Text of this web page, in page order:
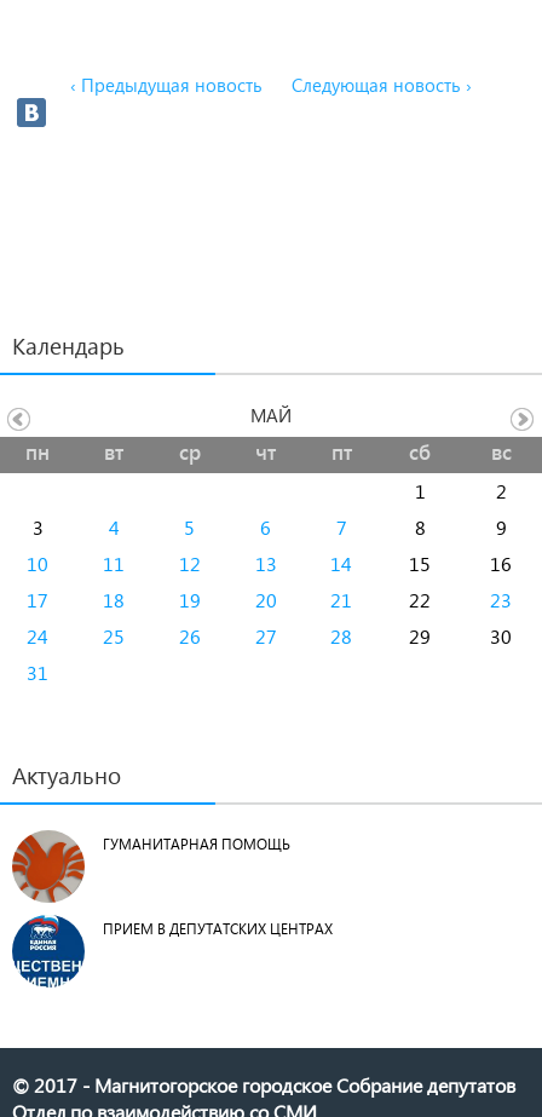
‹ Предыдущая новость Следующая новость ›
Календарь
пн вт ср чт пт сб вс
1
2
3
4 5 6 7 8
9
10
11 12 13 14 15
16
17
18 19 20 21 22
23
24
25 26 27 28 29
30
31
МАЙ
Актуально
ГУМАНИТАРНАЯ ПОМОЩЬ
ПРИЕМ В ДЕПУТАТСКИХ ЦЕНТРАХ
© 2017 - Магнитогорское городское Собрание депутатов
Отдел по взаимодействию со СМИ